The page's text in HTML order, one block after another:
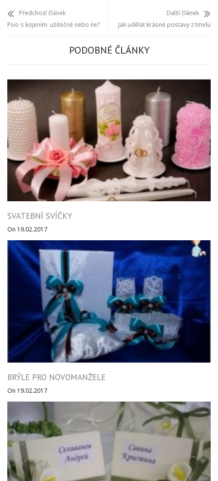
Předchozí článek
Pivo s kojením: užitečné nebo ne?
Další článek
Jak udělat krásné postavy z tmelu
PODOBNÉ ČLÁNKY
SVATEBNÍ SVÍČKY
On 19.02.2017
BRÝLE PRO NOVOMANŽELE
On 19.02.2017